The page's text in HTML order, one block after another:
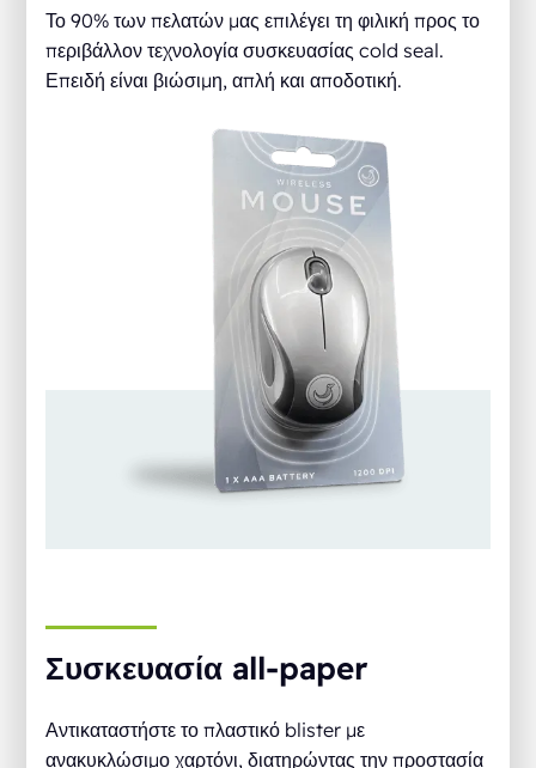
Το 90% των πελατών μας επιλέγει τη φιλική προς το
περιβάλλον τεχνολογία συσκευασίας cold seal.
Επειδή είναι βιώσιμη, απλή και αποδοτική.
Συσκευασία all-paper
Αντικαταστήστε το πλαστικό blister με
ανακυκλώσιμο χαρτόνι, διατηρώντας την προστασία